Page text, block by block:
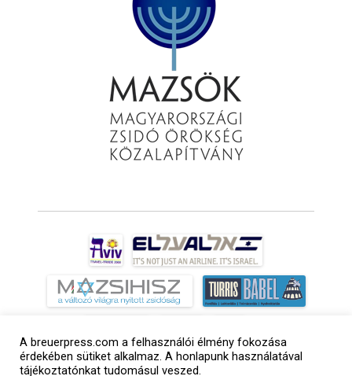
A breuerpress.com a felhasználói élmény fokozása
érdekében sütiket alkalmaz. A honlapunk használatával
tájékoztatónkat tudomásul veszed.